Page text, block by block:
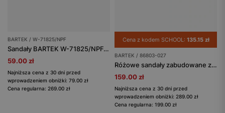
BARTEK / W-71825/NPF
Sandały BARTEK W-71825/NPF, dla dziewcząt, różowy
59.00 zł
Najniższa cena z 30 dni przed
wprowadzeniem obniżki: 79.00 zł
Cena regularna: 269.00 zł
Cena z kodem SCHOOL: 135.15 zł
BARTEK / 86803-027
Różowe sandały zabudowane z kokardką BARTEK 86803-027
159.00 zł
Najniższa cena z 30 dni przed
wprowadzeniem obniżki: 289.00 zł
Cena regularna: 199.00 zł